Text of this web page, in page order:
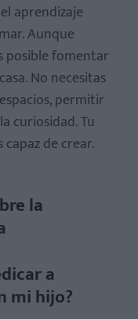
aprendizaje
Aunque
posible fomentar
No necesitas
permitir
curiosidad. Tu
de crear.
la
a
mi hijo?